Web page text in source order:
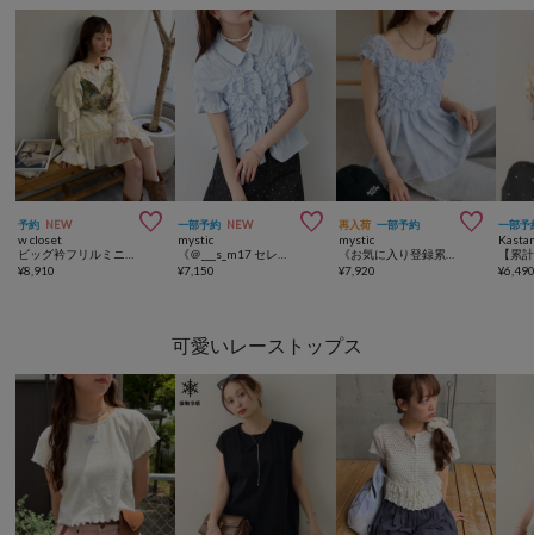
予約 NEW 
w closet
¥8,910
一部予約 NEW 
mystic
¥7,150
再入荷 一部予約 
mystic
¥7,920
一部予
¥
可愛いレーストップス